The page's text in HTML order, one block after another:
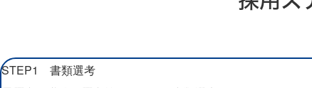
STEP1
書類選考